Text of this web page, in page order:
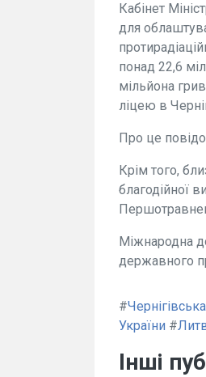
Кабінет
для
понад 22,6
мільйона
ліцею в
Про це
Крім того,
благодійної
Міжнародна
державного
#
України #
Інші